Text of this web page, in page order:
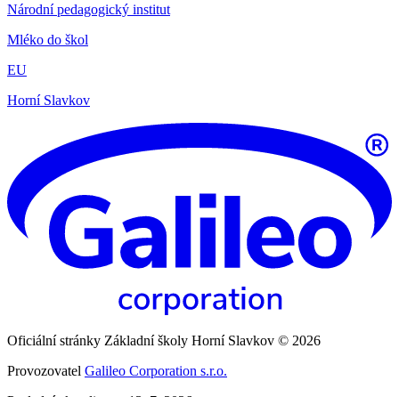
Národní pedagogický institut
Mléko do škol
EU
Horní Slavkov
Oficiální stránky Základní školy Horní Slavkov © 2026
Provozovatel Galileo Corporation s.r.o.